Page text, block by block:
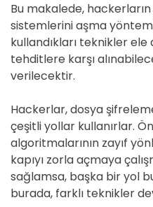
Bu makalede,
sistemlerini aşma
kullandıkları teknikler ele
tehditlere karşı
verilecektir.
Hackerlar, dosya
çeşitli yollar kullanırlar.
algoritmalarının zayıf
kapıyı zorla açmaya
sağlamsa, başka bir yol
burada, farklı teknikler